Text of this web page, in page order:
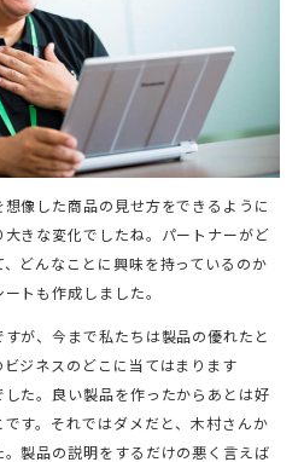
像した商品の見せ方をできるように
きな変化でしたね。パートナーがど
どんなことに興味を持っているのか
トも作成しました。
が、今まで私たちは製品の優れたと
ジネスのどこに当てはまります
た。良い製品を作ったからあとは好
す。それではダメだと、木村さんか
製品の説明をするだけの悪く言えば